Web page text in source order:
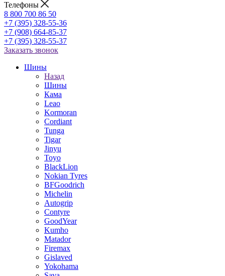
Телефоны
8 800 700 86 50
+7 (395) 328-55-36
+7 (908) 664-85-37
+7 (395) 328-55-37
Заказать звонок
Шины
Назад
Шины
Кама
Leao
Kormoran
Cordiant
Tunga
Tigar
Jinyu
Toyo
BlackLion
Nokian Tyres
BFGoodrich
Michelin
Autogrip
Contyre
GoodYear
Kumho
Matador
Firemax
Gislaved
Yokohama